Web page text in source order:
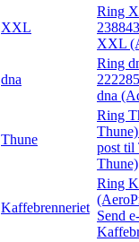
XXL
Ring
XXL
dna
Ring
dna
Thune
Ring
post til
Thune)
Kaffebrenneriet
Ring
Send